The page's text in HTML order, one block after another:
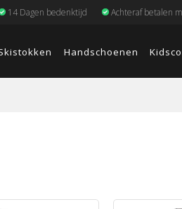
14 Dagen bedenktijd Achteraf betalen
Handschoenen